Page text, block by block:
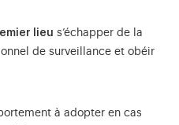
lieu s’échapper de la
de surveillance et obéir
à adopter en cas